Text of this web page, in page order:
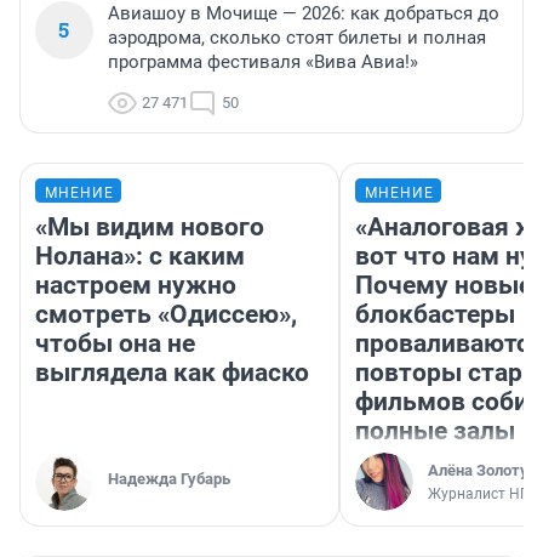
5
Авиашоу в Мочище — 2026: как добраться до
аэродрома, сколько стоят билеты и полная
программа фестиваля «Вива Авиа!»
27 471 50
МНЕНИЕ
«Мы видим нового
Нолана»: с каким
настроем нужно
смотреть «Одиссею»,
чтобы она не
выглядела как фиаско
Надежда Губарь
МНЕНИЕ
«Аналоговая
вот что нам
Почему новые
блокбастеры
повторы
фильмов
полные залы
Алёна
Журналист НГС